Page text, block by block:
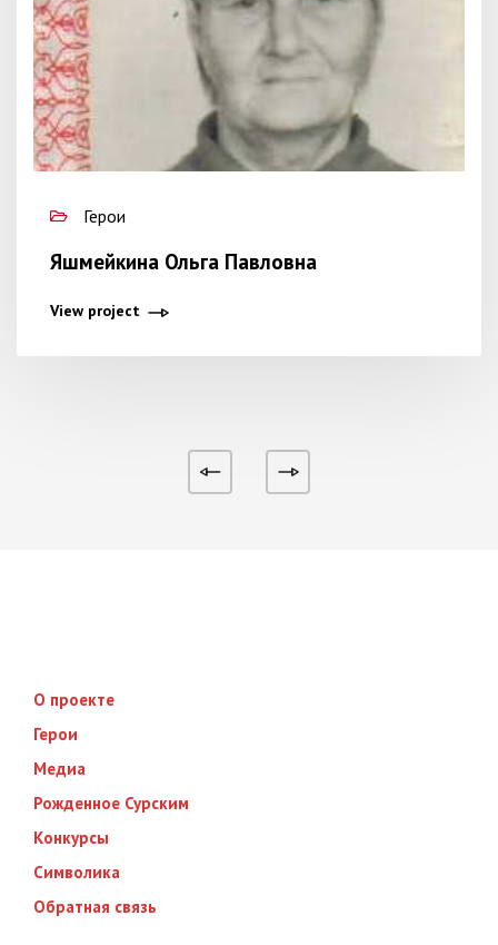
Герои
Яшмейкина Ольга Павловна
View project
О проекте
Герои
Медиа
Рожденное Сурским
Конкурсы
Символика
Обратная связь